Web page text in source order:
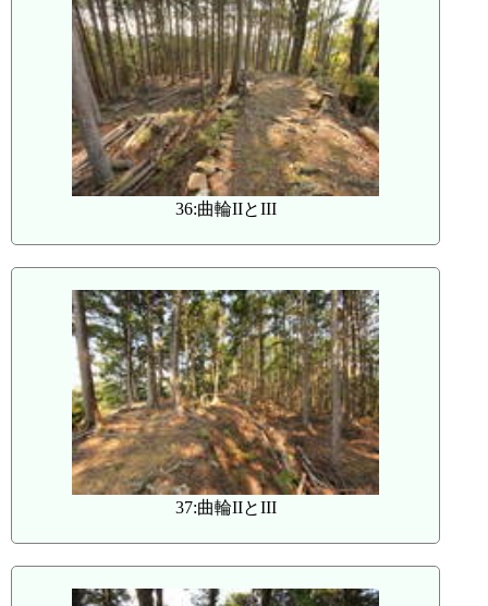
36:曲輪IIとIII
37:曲輪IIとIII